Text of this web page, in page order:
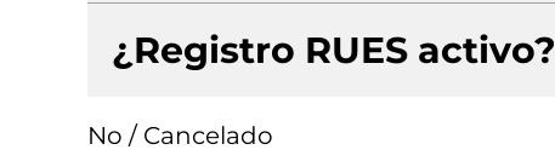
¿Registro RUES activo?
No / Cancelado